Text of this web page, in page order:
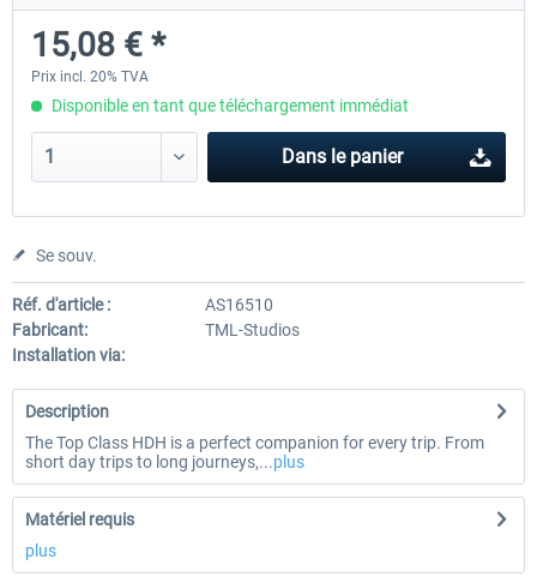
40,29 € *
15,08 € *
Prix incl. 20% TVA
Disponible en tant que téléchargement immédiat
Dans le panier
Se souv.
Réf. d'article :
AS16510
Fabricant:
TML-Studios
Installation via:
Description
The Top Class HDH is a perfect companion for every trip. From
short day trips to long journeys,...plus
Matériel requis
plus